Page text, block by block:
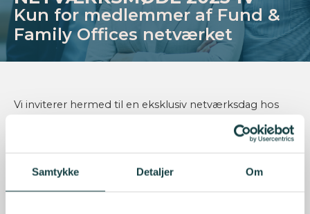
Samtykke Detaljer Om
Kun for medlemmer af Fund &
Family Offices netværket
Vi inviterer hermed til en eksklusiv netværksdag hos
interviews og masser af Q&A, hvor du får indblik i
gruppens fokus på aktivt ejerskab, partnerskaber og